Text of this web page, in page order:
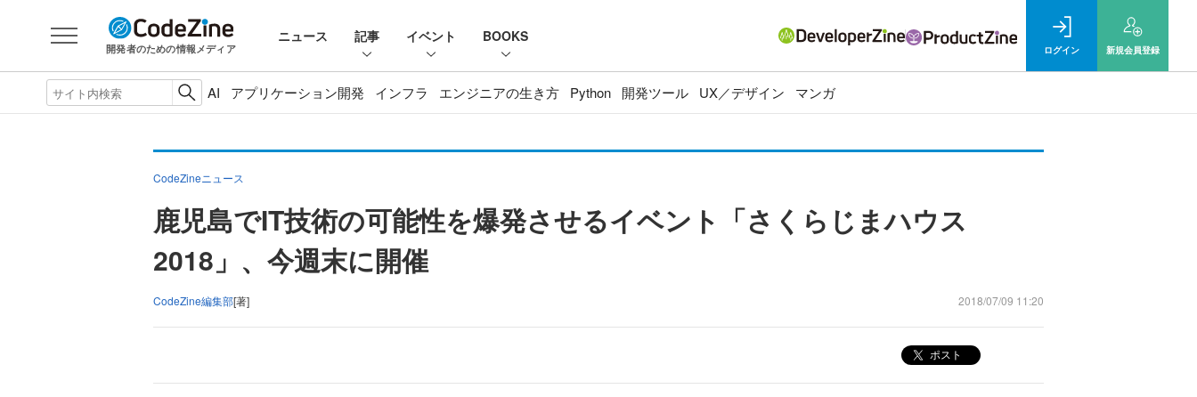
開発者のための情報メディア
ニュース 記事 イベント BOOKS
ログイン 新規会員登録
AI アプリケーション開発 インフラ エンジニアの生き方 Python 開発ツール UX／デザイン マンガ
CodeZineニュース
鹿児島でIT技術の可能性を爆発させるイベント「さくらじまハウス
2018」、今週末に開催
CodeZine編集部[著] 2018/07/09 11:20
ポスト